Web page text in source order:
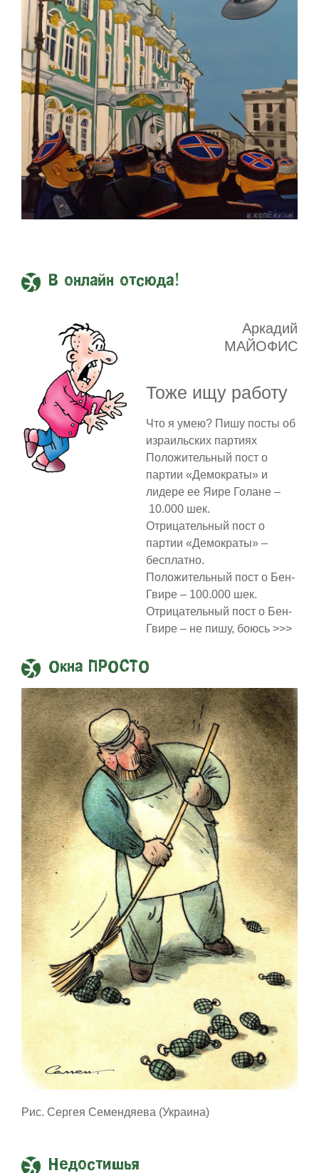
В онлайн отсюда!
Аркадий
МАЙОФИС
Тоже ищу работу
Что я умею? Пишу посты об
израильских партиях
Положительный пост о
партии «Демократы» и
лидере ее Яире Голане –
10.000 шек.
Отрицательный пост о
партии «Демократы» –
бесплатно.
Положительный пост о Бен-
Гвире – 100.000 шек.
Отрицательный пост о Бен-
Гвире – не пишу, боюсь >>>
Окна ПРОСТО
Рис. Сергея Семендяева (Украина)
Недостишья